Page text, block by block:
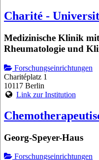
Charité -
Medizinische Klinik
Rheumatologie und
Forschungseinrichtungen
Charitéplatz 1
10117 Berlin
Link zur Institution
Georg-Speyer-Haus
Forschungseinrichtungen